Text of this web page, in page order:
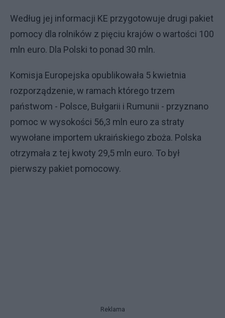
Według jej informacji KE przygotowuje drugi pakiet
pomocy dla rolników z pięciu krajów o wartości 100
mln euro. Dla Polski to ponad 30 mln.
Komisja Europejska opublikowała 5 kwietnia
rozporządzenie, w ramach którego trzem
państwom - Polsce, Bułgarii i Rumunii - przyznano
pomoc w wysokości 56,3 mln euro za straty
wywołane importem ukraińskiego zboża. Polska
otrzymała z tej kwoty 29,5 mln euro. To był
pierwszy pakiet pomocowy.
Reklama